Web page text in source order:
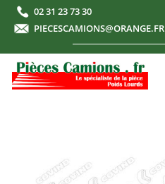
02 31 23 73 30
PIECESCAMIONS@ORANGE.FR